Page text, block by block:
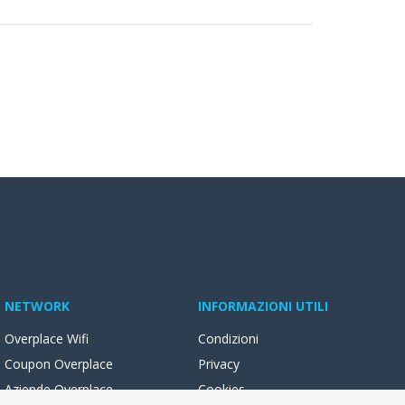
NETWORK
Overplace Wifi
Coupon Overplace
Aziende Overplace
INFORMAZIONI UTILI
Condizioni
Privacy
Cookies